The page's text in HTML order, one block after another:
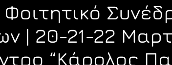
| 20-21-22
“Κάρολος